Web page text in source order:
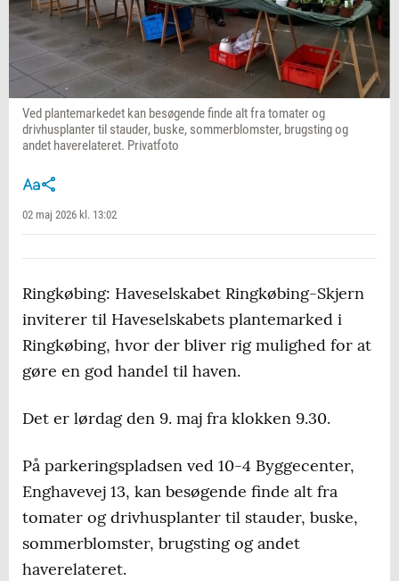
Ved plantemarkedet kan besøgende finde alt fra tomater og
drivhusplanter til stauder, buske, sommerblomster, brugsting og
andet haverelateret. Privatfoto
02 maj 2026 kl. 13:02
Ringkøbing: Haveselskabet Ringkøbing-Skjern
inviterer til Haveselskabets plantemarked i
Ringkøbing, hvor der bliver rig mulighed for at
gøre en god handel til haven.
Det er lørdag den 9. maj fra klokken 9.30.
På parkeringspladsen ved 10-4 Byggecenter,
Enghavevej 13, kan besøgende finde alt fra
tomater og drivhusplanter til stauder, buske,
sommerblomster, brugsting og andet
haverelateret.